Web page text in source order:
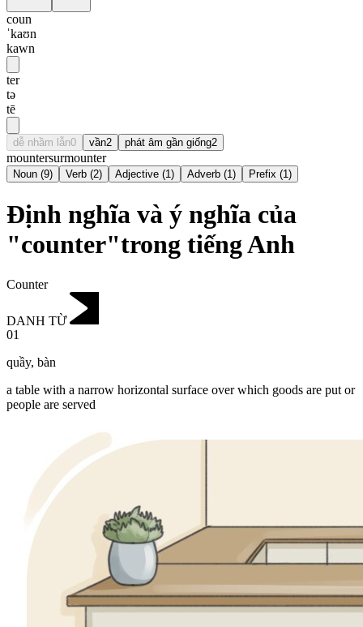
coun
ˈkaʊn
kawn
ter
tə
tē
dễ nhầm lẫn0 vần2 phát âm gần giống2
mountersurmounter
Noun (9) Verb (2) Adjective (1) Adverb (1) Prefix (1)
Định nghĩa và ý nghĩa của
"counter"trong tiếng Anh
Counter
DANH TỪ
01
quầy, bàn
a table with a narrow horizontal surface over which goods are put or
people are served